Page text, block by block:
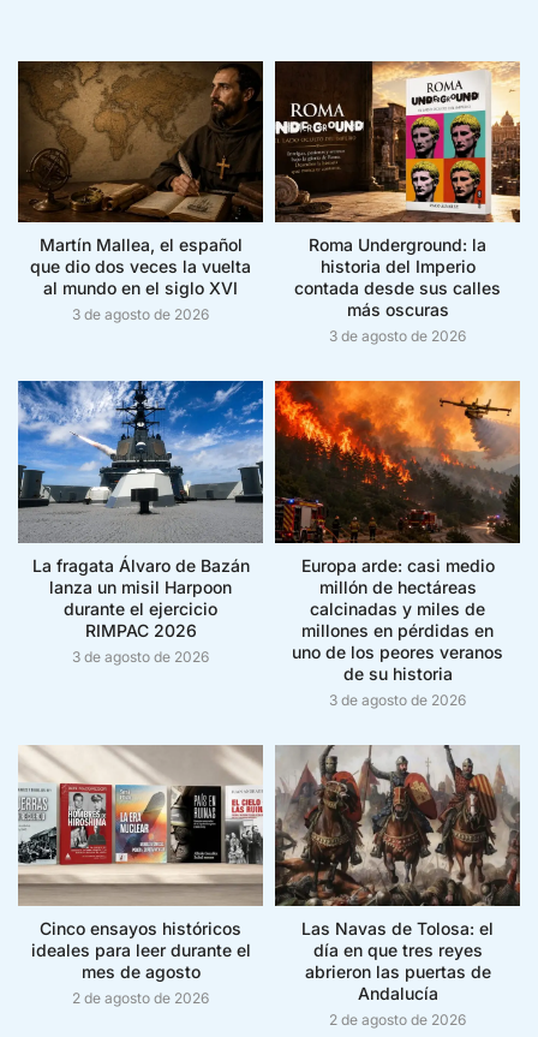
Martín Mallea, el español
que dio dos veces la vuelta
al mundo en el siglo XVI
3 de agosto de 2026
Roma Underground: la
historia del Imperio
contada desde sus calles
más oscuras
3 de agosto de 2026
La fragata Álvaro de Bazán
lanza un misil Harpoon
durante el ejercicio
RIMPAC 2026
3 de agosto de 2026
Europa arde: casi medio
millón de hectáreas
calcinadas y miles de
millones en pérdidas en
uno de los peores veranos
de su historia
3 de agosto de 2026
Cinco ensayos históricos
ideales para leer durante el
mes de agosto
2 de agosto de 2026
Las Navas de Tolosa: el
día en que tres reyes
abrieron las puertas de
Andalucía
2 de agosto de 2026